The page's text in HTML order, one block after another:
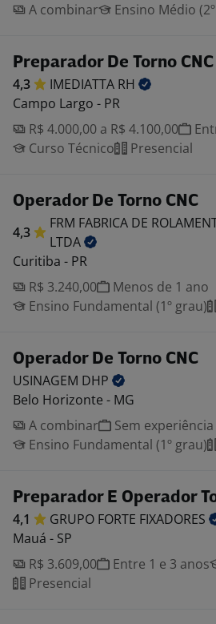
A combinar
Ensino Médio
Preparador De Torno CNC
4,3 IMEDIATTA RH
Campo Largo - PR
R$ 4.000,00 a R$ 4.100,00
Curso Técnico
Presencial
Operador De Torno CNC
4,3
FRM FABRICA DE
LTDA
Curitiba - PR
R$ 3.240,00
Menos de 1 ano
Ensino Fundamental (1º grau)
Operador De Torno CNC
USINAGEM DHP
Belo Horizonte - MG
A combinar
Sem experiência
Ensino Fundamental (1º grau)
Preparador E Operador
4,1 GRUPO FORTE FIXADORES
Mauá - SP
R$ 3.609,00
Entre 1 e 3 anos
Presencial